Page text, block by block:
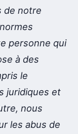
de notre
personne qui
à des
le
juridiques et
nous
les abus de